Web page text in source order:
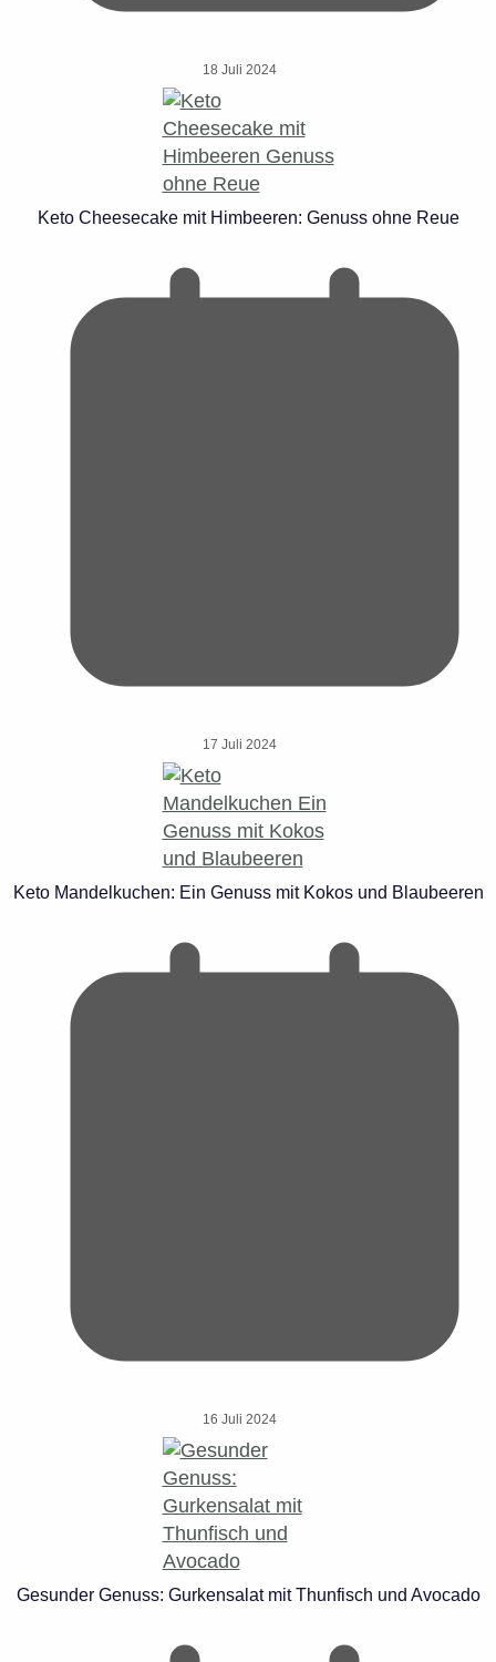
18 Juli 2024
Keto Cheesecake mit Himbeeren: Genuss ohne Reue
17 Juli 2024
Keto Mandelkuchen: Ein Genuss mit Kokos und Blaubeeren
16 Juli 2024
Gesunder Genuss: Gurkensalat mit Thunfisch und Avocado